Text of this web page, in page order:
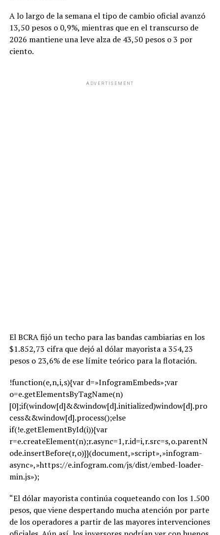
A lo largo de la semana el tipo de cambio oficial avanzó
13,50 pesos o 0,9%, mientras que en el transcurso de
2026 mantiene una leve alza de 43,50 pesos o 3 por
ciento.
ADVERTISEMENT
El BCRA fijó un techo para las bandas cambiarias en los
$1.852,73 cifra que dejó al dólar mayorista a 354,23
pesos o 23,6% de ese límite teórico para la flotación.
!function(e,n,i,s){var d=»InfogramEmbeds»;var
o=e.getElementsByTagName(n)
[0];if(window[d]&&window[d].initialized)window[d].pro
cess&&window[d].process();else
if(!e.getElementById(i)){var
r=e.createElement(n);r.async=1,r.id=i,r.src=s,o.parentN
ode.insertBefore(r,o)}}(document,»script»,»infogram-
async»,»https://e.infogram.com/js/dist/embed-loader-
min.js»);
“El dólar mayorista continúa coqueteando con los 1.500
pesos, que viene despertando mucha atención por parte
de los operadores a partir de las mayores intervenciones